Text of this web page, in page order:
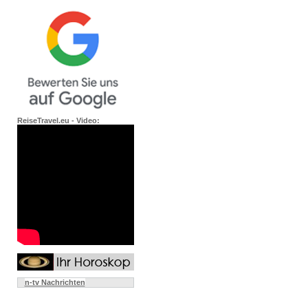
ReiseTravel.eu - Video:
n-tv Nachrichten